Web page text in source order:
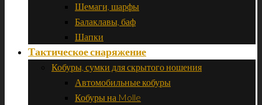
Шемаги, шарфы
Балаклавы, баф
Шапки
Тактическое снаряжение
Кобуры, сумки для скрытого ношения
Автомобильные кобуры
Кобуры на Molle